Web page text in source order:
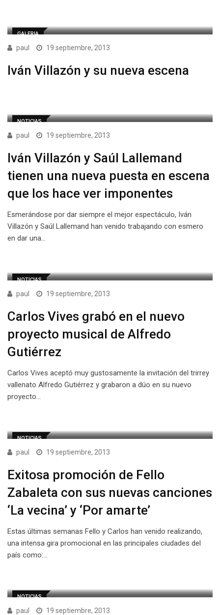
GALERIA
paul 19 septiembre, 2013
NOTICIAS
paul 19 septiembre, 2013
Iván Villazón y Saúl Lallemand
tienen una nueva puesta en escena
que los hace ver imponentes
Esmerándose por dar siempre el mejor espectáculo, Iván
Villazón y Saúl Lallemand han venido trabajando con esmero
en dar una…
NOTICIAS
paul 19 septiembre, 2013
Carlos Vives grabó en el nuevo
proyecto musical de Alfredo
Gutiérrez
Carlos Vives aceptó muy gustosamente la invitación del trirrey
vallenato Alfredo Gutiérrez y grabaron a dúo en su nuevo
proyecto…
NOTICIAS
paul 19 septiembre, 2013
Exitosa promoción de Fello
Zabaleta con sus nuevas canciones
‘La vecina’ y ‘Por amarte’
Estas últimas semanas Fello y Carlos han venido realizando,
una intensa gira promocional en las principales ciudades del
país como:…
NOTICIAS
paul 19 septiembre, 2013